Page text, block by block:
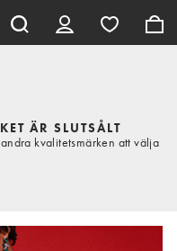
ÄR SLUTSÅLT
kvalitetsmärken att välja